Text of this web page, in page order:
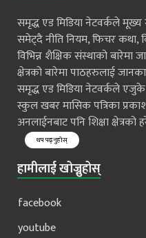
समृद्ध एड मिडिया नेटवर्कले मूख्य
समेट्दै नीति नियम, फिचर कथा,
विभिन्न शैक्षिक संस्थाको बारेमा
क्षेत्रको बारेमा पाठहरुलाई
समृद्ध एड मिडिया नेटवर्कले
स्कुल खबर मासिक पत्रिका
अनलाईनबाट पनि शिक्षा
थप पढ्नुहोस्
हामीलाई खोज्नुहोस्
facebook
youtube